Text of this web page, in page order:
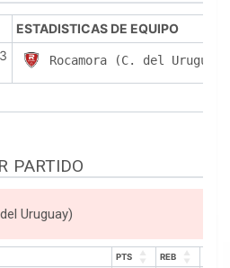
ESTADISTICAS DE EQUIPO
Rocamora (C. del Uruguay)
PARTIDO
Uruguay)
PTS REB